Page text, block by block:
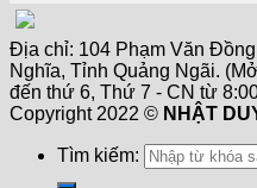
Địa chỉ: 104 Phạm Văn
Nghĩa, Tỉnh Quảng Ngãi.
đến thứ 6, Thứ 7 - CN từ
Copyright 2022 © NHẬT
Tìm kiếm: